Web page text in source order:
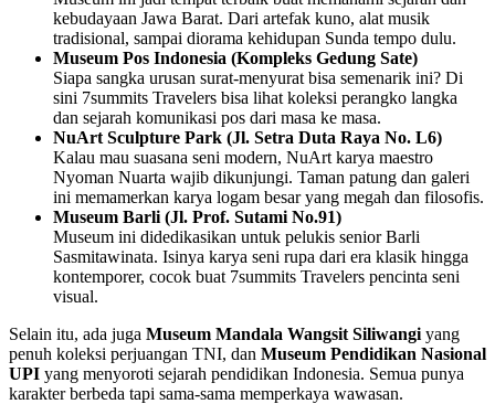
kebudayaan Jawa Barat. Dari artefak kuno, alat musik
tradisional, sampai diorama kehidupan Sunda tempo dulu.
Museum Pos Indonesia (Kompleks Gedung Sate)
Siapa sangka urusan surat-menyurat bisa semenarik ini? Di
sini 7summits Travelers bisa lihat koleksi perangko langka
dan sejarah komunikasi pos dari masa ke masa.
NuArt Sculpture Park (Jl. Setra Duta Raya No. L6)
Kalau mau suasana seni modern, NuArt karya maestro
Nyoman Nuarta wajib dikunjungi. Taman patung dan galeri
ini memamerkan karya logam besar yang megah dan filosofis.
Museum Barli (Jl. Prof. Sutami No.91)
Museum ini didedikasikan untuk pelukis senior Barli
Sasmitawinata. Isinya karya seni rupa dari era klasik hingga
kontemporer, cocok buat 7summits Travelers pencinta seni
visual.
Selain itu, ada juga Museum Mandala Wangsit Siliwangi yang
penuh koleksi perjuangan TNI, dan Museum Pendidikan Nasional
UPI yang menyoroti sejarah pendidikan Indonesia. Semua punya
karakter berbeda tapi sama-sama memperkaya wawasan.